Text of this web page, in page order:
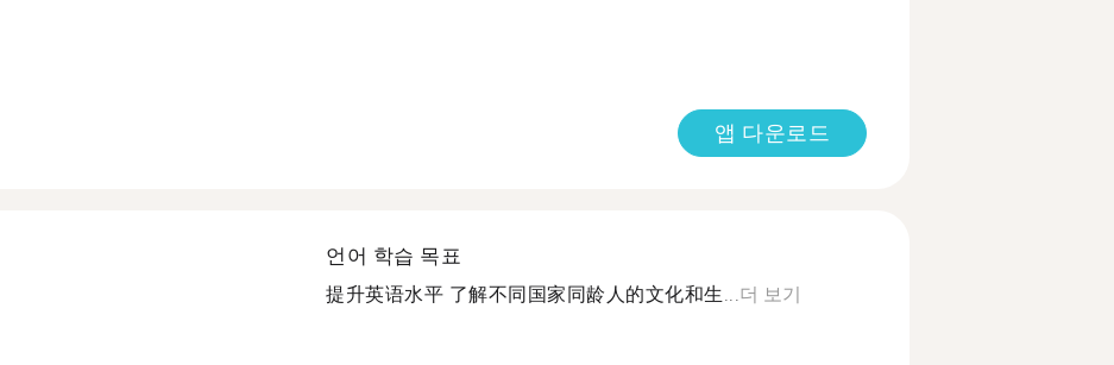
앱 다운로드
언어 학습 목표
提升英语水平 了解不同国家同龄人的文化和生...더 보기